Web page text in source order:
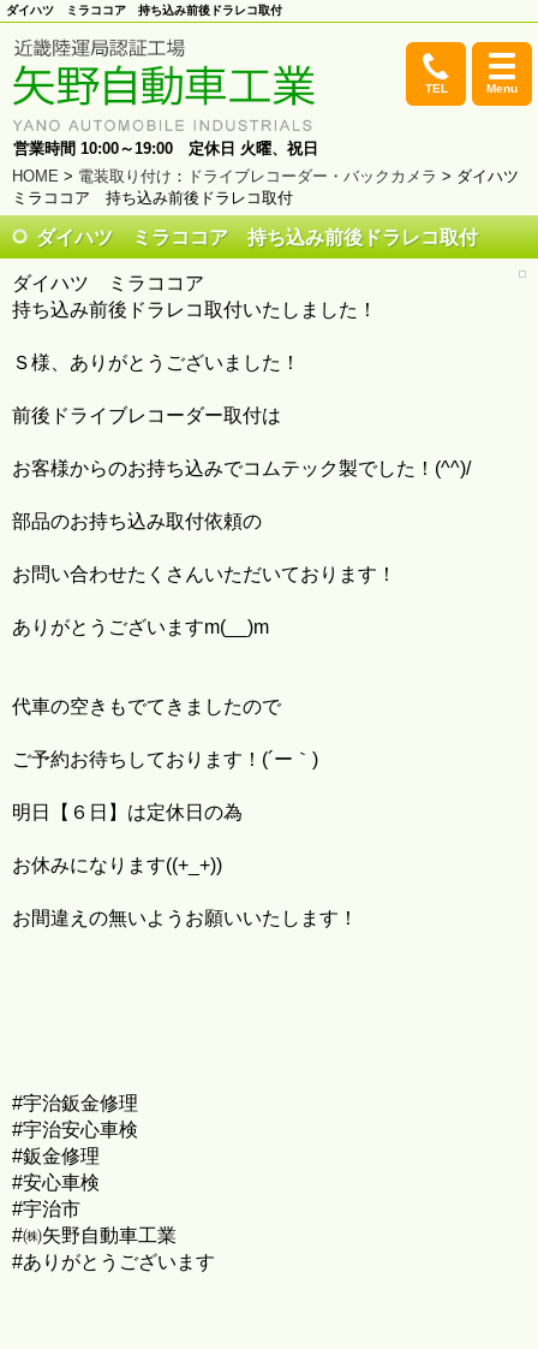
ダイハツ ミラココア 持ち込み前後ドラレコ取付
TEL Menu
営業時間 10:00～19:00 定休日 火曜、祝日
HOME > 電装取り付け ： ドライブレコーダー・バックカメラ > ダイハツ
ミラココア 持ち込み前後ドラレコ取付
ダイハツ ミラココア 持ち込み前後ドラレコ取付
ダイハツ ミラココア
持ち込み前後ドラレコ取付いたしました！
Ｓ様、ありがとうございました！
前後ドライブレコーダー取付は
お客様からのお持ち込みでコムテック製でした！(^^)/
部品のお持ち込み取付依頼の
お問い合わせたくさんいただいております！
ありがとうございますm(__)m
代車の空きもでてきましたので
ご予約お待ちしております！(´ー｀)
明日【６日】は定休日の為
お休みになります((+_+))
お間違えの無いようお願いいたします！
#宇治鈑金修理
#宇治安心車検
#鈑金修理
#安心車検
#宇治市
#㈱矢野自動車工業
#ありがとうございます